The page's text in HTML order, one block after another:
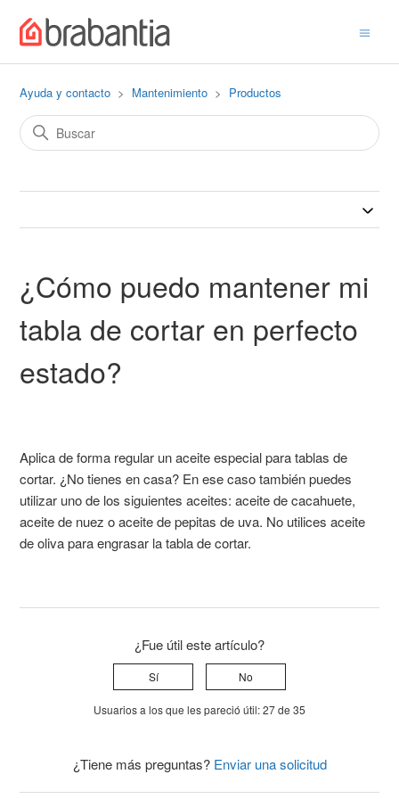
Ayuda y contacto Mantenimiento Productos
¿Cómo puedo mantener mi
tabla de cortar en perfecto
estado?
Aplica de forma regular un aceite especial para tablas de
cortar. ¿No tienes en casa? En ese caso también puedes
utilizar uno de los siguientes aceites: aceite de cacahuete,
aceite de nuez o aceite de pepitas de uva. No utilices aceite
de oliva para engrasar la tabla de cortar.
¿Fue útil este artículo?
Sí No
Usuarios a los que les pareció útil: 27 de 35
¿Tiene más preguntas? Enviar una solicitud